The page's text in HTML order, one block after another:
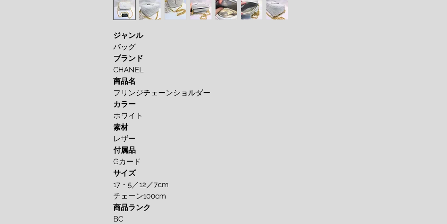
ジャンル
バッグ
ブランド
CHANEL
商品名
フリンジチェーンショルダー
カラー
ホワイト
素材
レザー
付属品
Gカード
サイズ
17・5／12／7cm
チェーン100cm
商品ランク
BC